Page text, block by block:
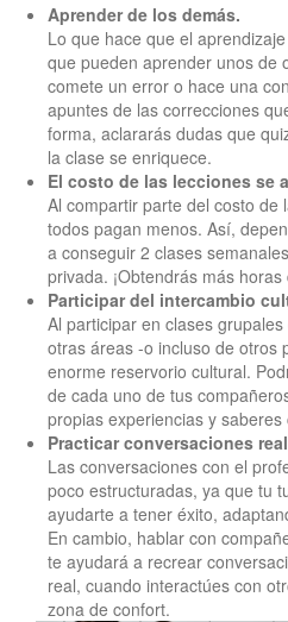
Aprender de los demás.
Lo que hace que el
que pueden aprender unos de
comete un error o hace una
apuntes de las correcciones
forma, aclararás dudas que
la clase se enriquece.
El costo de las lecciones se
Al compartir parte del costo de
todos pagan menos. Así,
a conseguir 2 clases
privada. ¡Obtendrás más
Participar del intercambio
Al participar en clases
otras áreas -o incluso de otros
enorme reservorio cultural.
de cada uno de tus
propias experiencias y saberes
Practicar conversaciones
Las conversaciones con el
poco estructuradas, ya que tu
ayudarte a tener éxito,
En cambio, hablar con
te ayudará a recrear
real, cuando interactúes con
zona de confort.